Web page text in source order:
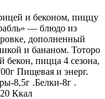
и беконом, пиццу
— блюдо из
дополненный
и бананом. Тоторо
бекон, пицца 4 сезона,
Пищевая и энерг.
8,5г .Белки-8г .
Ккал